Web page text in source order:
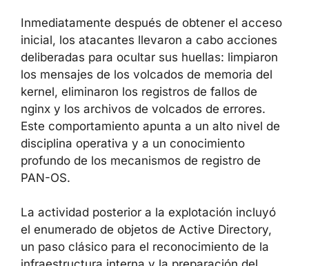
29 de abril de 2026— en un segundo
dispositivo comprometido se
desplegaron las herramientas
adicionales EarthWorm y
ReverseSocks5
Inmediatamente después de obtener el
acceso inicial, los atacantes llevaron a cabo
acciones deliberadas para ocultar sus huellas:
limpiaron los mensajes de los volcados de
de fallos de nginx y los archivos de volcados
de errores. Este comportamiento apunta a un
alto nivel de disciplina operativa y a un